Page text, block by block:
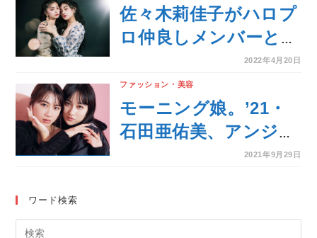
佐々木莉佳子がハロプ
ロ仲良しメンバーとフ
ァッションユニット！
加賀 楓、上國料萌衣、
秋山眞緒と神ショット
公開！
2022年4月20日
ファッション・美容
モーニング娘。’21・
石田亜佑美、アンジュ
ルム・佐々木莉佳子、
グループの垣根を越え
2021年9月29日
ワード検索